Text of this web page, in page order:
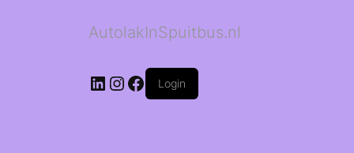
AutolakInSpuitbus.nl
LinkedIn
Instagram
Facebook
Login